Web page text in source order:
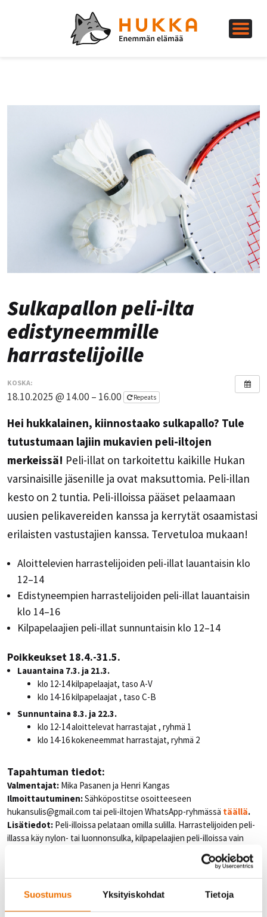
Suostumus Yksityiskohdat Tietoja
Sulkapallon peli-ilta
edistyneemmille
harrastelijoille
KOSKA:
18.10.2025 @ 14.00 – 16.00 Repeats
Hei hukkalainen, kiinnostaako sulkapallo? Tule
tutustumaan lajiin mukavien peli-iltojen
merkeissä! Peli-illat on tarkoitettu kaikille Hukan
varsinaisille jäsenille ja ovat maksuttomia. Peli-illan
kesto on 2 tuntia. Peli-illoissa pääset pelaamaan
uusien pelikavereiden kanssa ja kerrytät osaamistasi
erilaisten vastustajien kanssa. Tervetuloa mukaan!
Aloittelevien harrastelijoiden peli-illat lauantaisin klo
12–14
Edistyneempien harrastelijoiden peli-illat lauantaisin
klo 14–16
Kilpapelaajien peli-illat sunnuntaisin klo 12–14
Poikkeukset 18.4.-31.5.
Lauantaina 7.3. ja 21.3.
klo 12-14 kilpapelaajat, taso A-V
klo 14-16 kilpapelaajat , taso C-B
Sunnuntaina 8.3. ja 22.3.
klo 12-14 aloittelevat harrastajat , ryhmä 1
klo 14-16 kokeneemmat harrastajat, ryhmä 2
Tapahtuman tiedot:
Valmentajat: Mika Pasanen ja Henri Kangas
Ilmoittautuminen:Sähköpostitse osoitteeseen
hukansulis@gmail.com tai peli-iltojen WhatsApp-ryhmässä täällä.
Lisätiedot: Peli-illoissa pelataan omilla sulilla. Harrastelijoiden peli-
illassa käy nylon- tai luonnonsulka, kilpapelaajien peli-illoissa vain
Oikeudet muutoksiin pidätetään. Ajantasaisimman tiedon
mahdollisista aikataulumuutoksista saat valmentajilta.